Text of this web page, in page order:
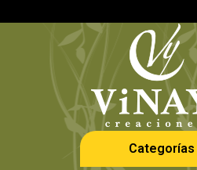
Categorías